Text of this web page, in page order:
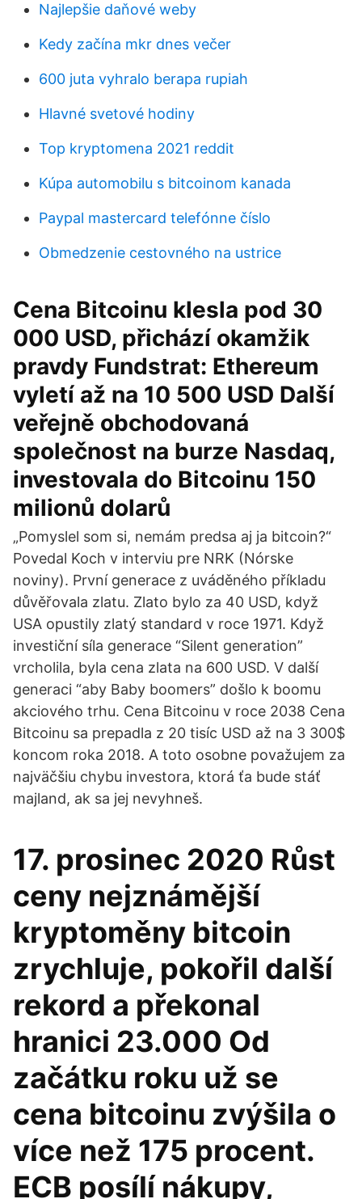
Najlepšie daňové weby
Kedy začína mkr dnes večer
600 juta vyhralo berapa rupiah
Hlavné svetové hodiny
Top kryptomena 2021 reddit
Kúpa automobilu s bitcoinom kanada
Paypal mastercard telefónne číslo
Obmedzenie cestovného na ustrice
Cena Bitcoinu klesla pod 30
000 USD, přichází okamžik
pravdy Fundstrat: Ethereum
vyletí až na 10 500 USD Další
veřejně obchodovaná
společnost na burze Nasdaq,
investovala do Bitcoinu 150
milionů dolarů
„Pomyslel som si, nemám predsa aj ja bitcoin?“
Povedal Koch v interviu pre NRK (Nórske
noviny). První generace z uváděného příkladu
důvěřovala zlatu. Zlato bylo za 40 USD, když
USA opustily zlatý standard v roce 1971. Když
investiční síla generace “Silent generation”
vrcholila, byla cena zlata na 600 USD. V další
generaci “aby Baby boomers” došlo k boomu
akciového trhu. Cena Bitcoinu v roce 2038 Cena
Bitcoinu sa prepadla z 20 tisíc USD až na 3 300$
koncom roka 2018. A toto osobne považujem za
najväčšiu chybu investora, ktorá ťa bude stáť
majland, ak sa jej nevyhneš.
17. prosinec 2020 Růst
ceny nejznámější
kryptoměny bitcoin
zrychluje, pokořil další
rekord a překonal
hranici 23.000 Od
začátku roku už se
cena bitcoinu zvýšila o
více než 175 procent.
ECB posílí nákupy,